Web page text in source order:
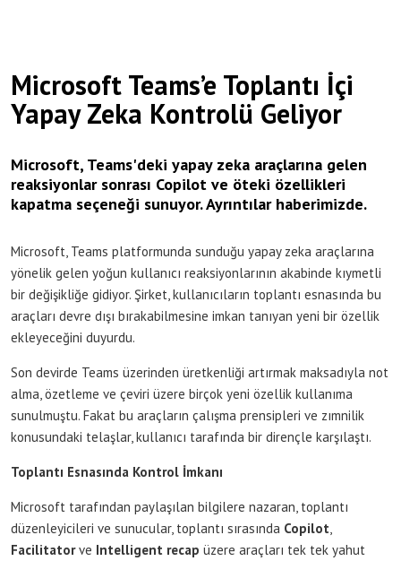
Microsoft Teams’e Toplantı İçi
Yapay Zeka Kontrolü Geliyor
Microsoft, Teams'deki yapay zeka araçlarına gelen
reaksiyonlar sonrası Copilot ve öteki özellikleri
kapatma seçeneği sunuyor. Ayrıntılar haberimizde.
Microsoft, Teams platformunda sunduğu yapay zeka araçlarına
yönelik gelen yoğun kullanıcı reaksiyonlarının akabinde kıymetli
bir değişikliğe gidiyor. Şirket, kullanıcıların toplantı esnasında bu
araçları devre dışı bırakabilmesine imkan tanıyan yeni bir özellik
ekleyeceğini duyurdu.
Son devirde Teams üzerinden üretkenliği artırmak maksadıyla not
alma, özetleme ve çeviri üzere birçok yeni özellik kullanıma
sunulmuştu. Fakat bu araçların çalışma prensipleri ve zımnilik
konusundaki telaşlar, kullanıcı tarafında bir dirençle karşılaştı.
Toplantı Esnasında Kontrol İmkanı
Microsoft tarafından paylaşılan bilgilere nazaran, toplantı
düzenleyicileri ve sunucular, toplantı sırasında Copilot
Facilitatorve Intelligent recap üzere araçları tek tek yahut